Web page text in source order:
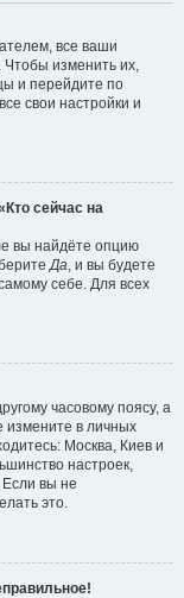
все ваши
Чтобы изменить их,
и перейдите по
свои настройки и
сейчас на
вы найдёте опцию
Да, и вы будете
себе. Для всех
часовому поясу, а
измените в личных
Москва, Киев и
настроек,
Если вы не
это.